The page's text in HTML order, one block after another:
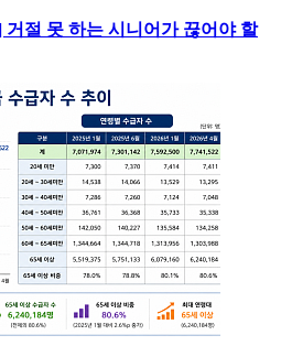
절 못 하는 시니어가 끊어야 할